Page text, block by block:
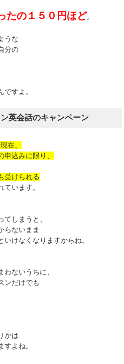
たの１５０円ほど。
うな
分の
ですよ。
英会話のキャンペーン
在、
込みに限り、
受けられる
ています。
しまうと、
らないまま
いけなくなりますからね。
ないうちに、
ンだけでも
かは
よね。